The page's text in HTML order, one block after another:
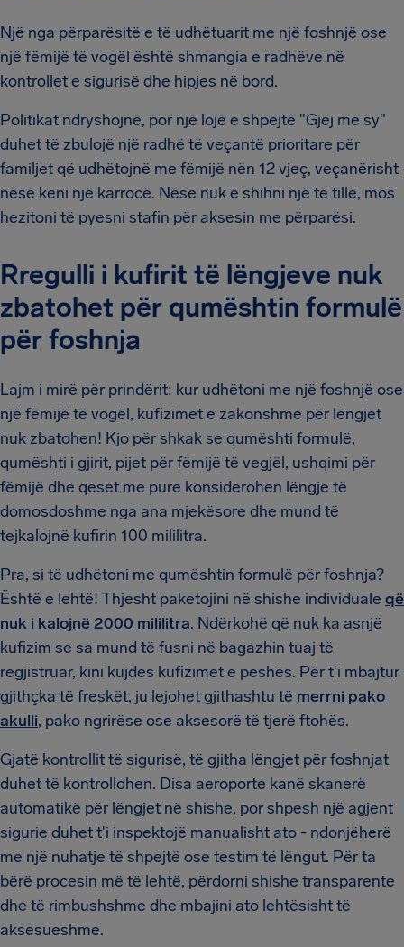
Një nga përparësitë e të udhëtuarit me një foshnjë ose
një fëmijë të vogël është shmangia e radhëve në
kontrollet e sigurisë dhe hipjes në bord.
Politikat ndryshojnë, por një lojë e shpejtë "Gjej me sy"
duhet të zbulojë një radhë të veçantë prioritare për
familjet që udhëtojnë me fëmijë nën 12 vjeç, veçanërisht
nëse keni një karrocë. Nëse nuk e shihni një të tillë, mos
hezitoni të pyesni stafin për aksesin me përparësi.
Rregulli i kufirit të lëngjeve nuk
zbatohet për qumështin formulë
për foshnja
Lajm i mirë për prindërit: kur udhëtoni me një foshnjë ose
një fëmijë të vogël, kufizimet e zakonshme për lëngjet
nuk zbatohen! Kjo për shkak se qumështi formulë,
qumështi i gjirit, pijet për fëmijë të vegjël, ushqimi për
fëmijë dhe qeset me pure konsiderohen lëngje të
domosdoshme nga ana mjekësore dhe mund të
tejkalojnë kufirin 100 mililitra.
Pra, si të udhëtoni me qumështin formulë për foshnja?
Është e lehtë! Thjesht paketojini në shishe individuale që
nuk i kalojnë 2000 mililitra. Ndërkohë që nuk ka asnjë
kufizim se sa mund të fusni në bagazhin tuaj të
regjistruar, kini kujdes kufizimet e peshës. Për t'i mbajtur
gjithçka të freskët, ju lejohet gjithashtu të merrni pako
akulli, pako ngrirëse ose aksesorë të tjerë ftohës.
Gjatë kontrollit të sigurisë, të gjitha lëngjet për foshnjat
duhet të kontrollohen. Disa aeroporte kanë skanerë
automatikë për lëngjet në shishe, por shpesh një agjent
sigurie duhet t'i inspektojë manualisht ato - ndonjëherë
me një nuhatje të shpejtë ose testim të lëngut. Për ta
bërë procesin më të lehtë, përdorni shishe transparente
dhe të rimbushshme dhe mbajini ato lehtësisht të
aksesueshme.